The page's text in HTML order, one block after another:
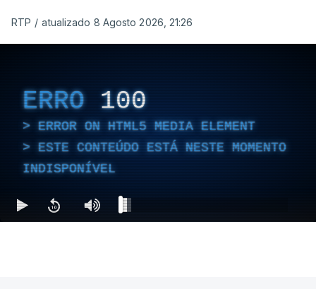
RTP / atualizado 8 Agosto 2026, 21:26
ERRO 100
ERROR ON HTML5 MEDIA ELEMENT
ESTE CONTEÚDO ESTÁ NESTE MOMENTO
INDISPONÍVEL